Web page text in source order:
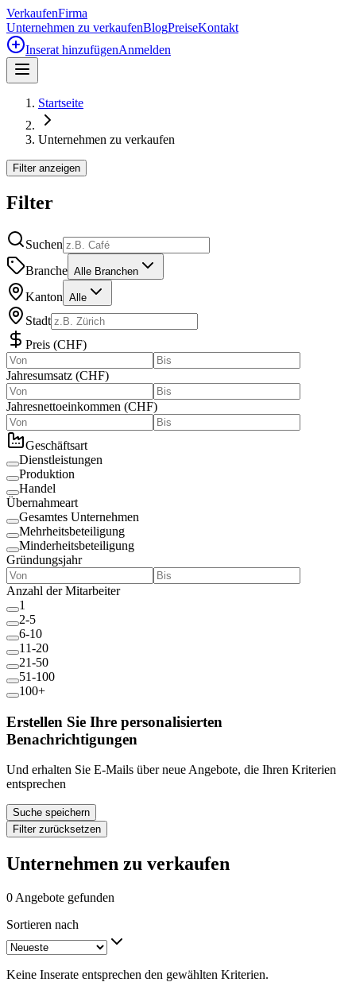
VerkaufenFirma
Unternehmen zu verkaufenBlogPreiseKontakt
Inserat hinzufügenAnmelden
Startseite
Unternehmen zu verkaufen
Filter anzeigen
Filter
Suchen
Branche Alle Branchen
Kanton Alle
Stadt
Preis (CHF)
Jahresumsatz (CHF)
Jahresnettoeinkommen (CHF)
Geschäftsart
Dienstleistungen
Produktion
Handel
Übernahmeart
Gesamtes Unternehmen
Mehrheitsbeteiligung
Minderheitsbeteiligung
Gründungsjahr
Anzahl der Mitarbeiter
1
2-5
6-10
11-20
21-50
51-100
100+
Erstellen Sie Ihre personalisierten
Benachrichtigungen
Und erhalten Sie E-Mails über neue Angebote, die Ihren Kriterien
entsprechen
Suche speichern
Filter zurücksetzen
Unternehmen zu verkaufen
0 Angebote gefunden
Sortieren nach
Keine Inserate entsprechen den gewählten Kriterien.